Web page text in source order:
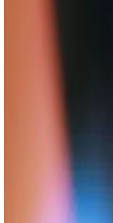
Uygun Fiyatlı Cep
Uygun fiyatlı cep telefonları,
yer alan ve kullanıcıların
Tuşlu Telefonlar
Dual Sim ve UZ Mobile